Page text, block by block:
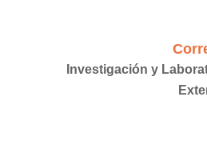
Investigación y